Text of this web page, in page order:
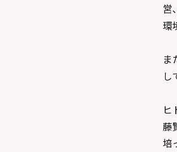
営
環
ま
し
ヒ
藤
培